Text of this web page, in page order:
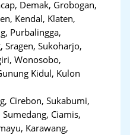
Demak, Grobogan,
Kendal, Klaten,
Purbalingga,
Sragen, Sukoharjo,
Wonosobo,
Kidul, Kulon
Cirebon, Sukabumi,
Ciamis,
Karawang,